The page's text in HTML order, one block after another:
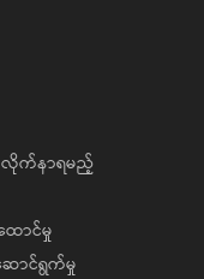
လိုက်နာရမည့်
ောင်မှု
ောင်ရွက်မှု